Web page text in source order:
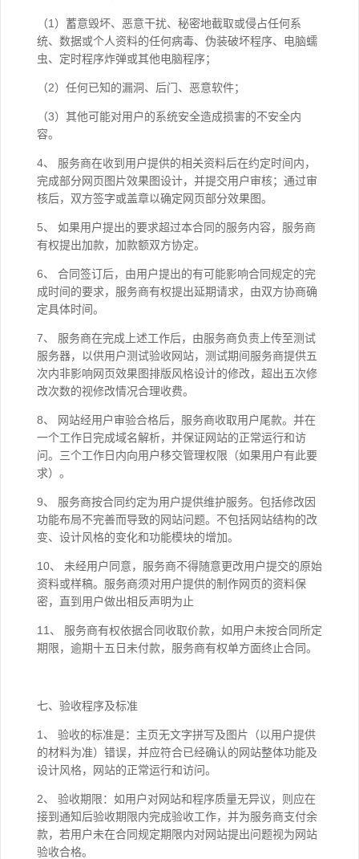
（1）蓄意毁坏、恶意干扰、秘密地截取或侵占任何系
统、数据或个人资料的任何病毒、伪装破坏程序、电脑蠕
虫、定时程序炸弹或其他电脑程序；
（2）任何已知的漏洞、后门、恶意软件；
（3）其他可能对用户的系统安全造成损害的不安全内
容。
4、 服务商在收到用户提供的相关资料后在约定时间内，
完成部分网页图片效果图设计，并提交用户审核；通过审
核后，双方签字或盖章以确定网页部分效果图。
5、 如果用户提出的要求超过本合同的服务内容，服务商
有权提出加款，加款额双方协定。
6、 合同签订后，由用户提出的有可能影响合同规定的完
成时间的要求，服务商有权提出延期请求，由双方协商确
定具体时间。
7、 服务商在完成上述工作后，由服务商负责上传至测试
服务器，以供用户测试验收网站，测试期间服务商提供五
次内非影响网页效果图排版风格设计的修改，超出五次修
改次数的视修改情况合理收费。
8、 网站经用户审验合格后，服务商收取用户尾款。并在
一个工作日完成域名解析，并保证网站的正常运行和访
问。三个工作日内向用户移交管理权限（如果用户有此要
求）。
9、 服务商按合同约定为用户提供维护服务。包括修改因
功能布局不完善而导致的网站问题。不包括网站结构的改
变、设计风格的变化和功能模块的增加。
10、 未经用户同意，服务商不得随意更改用户提交的原始
资料或样稿。服务商须对用户提供的制作网页的资料保
密，直到用户做出相反声明为止
11、 服务商有权依据合同收取价款，如用户未按合同所定
期限，逾期十五日未付款，服务商有权单方面终止合同。
七、验收程序及标准
1、 验收的标准是：主页无文字拼写及图片（以用户提供
的材料为准）错误，并应符合已经确认的网站整体功能及
设计风格，网站的正常运行和访问。
2、 验收期限：如用户对网站和程序质量无异议，则应在
接到通知后验收期限内完成验收工作，并为服务商支付余
款，若用户未在合同规定期限内对网站提出问题视为网站
验收合格。